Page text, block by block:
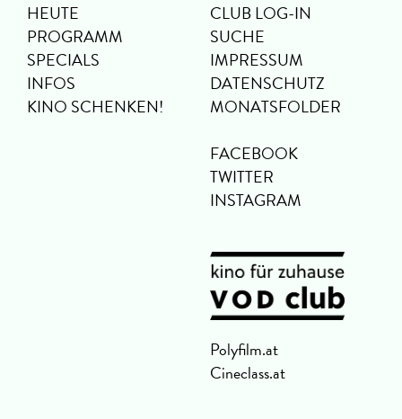
HEUTE
PROGRAMM
SPECIALS
INFOS
KINO SCHENKEN!
CLUB LOG-IN
SUCHE
IMPRESSUM
DATENSCHUTZ
MONATSFOLDER
FACEBOOK
TWITTER
INSTAGRAM
Polyfilm.at
Cineclass.at